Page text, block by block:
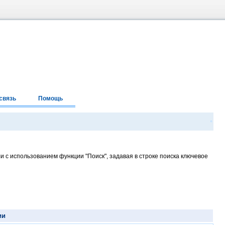
Помощь
использованием функции "Поиск", задавая в строке поиска ключевое